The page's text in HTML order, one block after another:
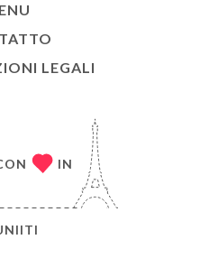
LEGALI
IN